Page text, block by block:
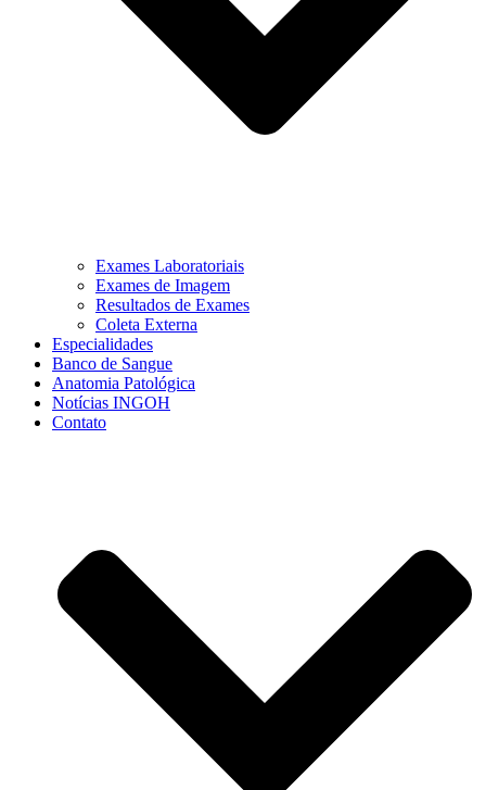
Exames Laboratoriais
Exames de Imagem
Resultados de Exames
Coleta Externa
Especialidades
Banco de Sangue
Anatomia Patológica
Notícias INGOH
Contato